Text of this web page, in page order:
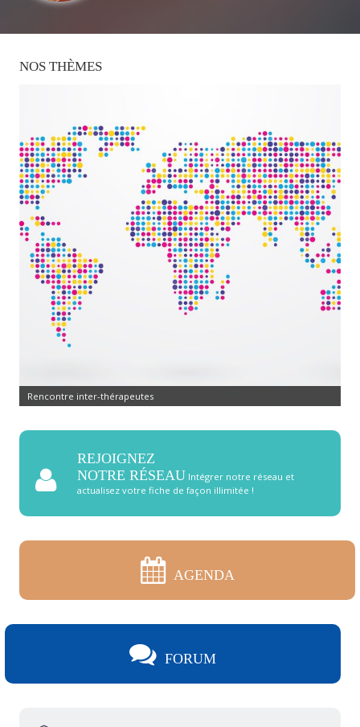
NOS THÈMES
Commandez pierres et cristaux
REJOIGNEZ
NOTRE RÉSEAU Intégrer notre réseau et
actualisez votre fiche de façon illimitée !
AGENDA
FORUM